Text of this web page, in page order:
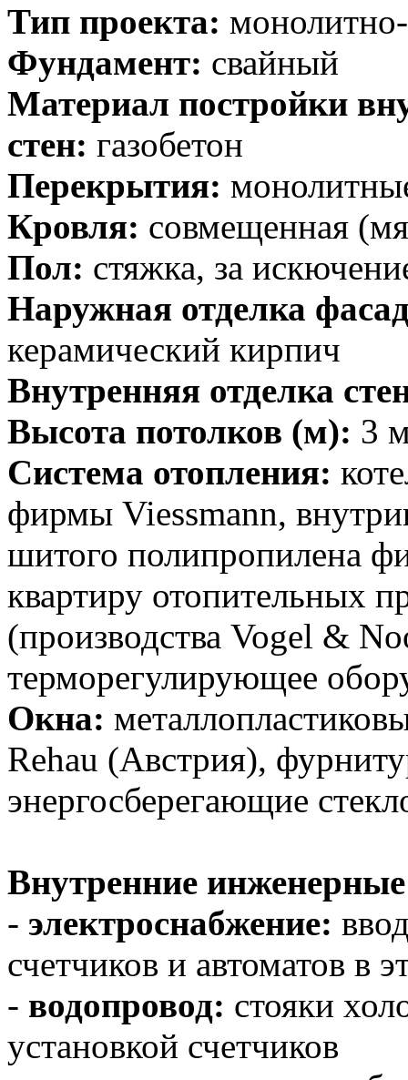
Тип проекта:
Фундамент: свайный
Материал постройки
стен: газобетон
Перекрытия:
Кровля: совмещенная
Пол: стяжка, за
Наружная отделка
керамический кирпич
Внутренняя отделка
Высота потолков (м): 3
Система отопления:
фирмы Viessmann,
шитого полипропилена
квартиру отопительных
(производства Vogel &
терморегулирующее
Окна:
Rehau (Австрия),
энергосберегающие
Внутренние инженерные
- электроснабжение:
счетчиков и автоматов в
- водопровод: стояки
установкой счетчиков